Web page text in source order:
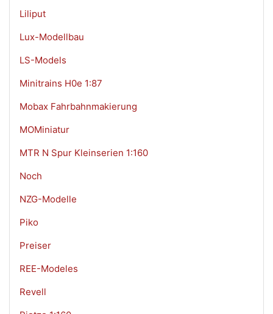
Liliput
Lux-Modellbau
LS-Models
Minitrains H0e 1:87
Mobax Fahrbahnmakierung
MOMiniatur
MTR N Spur Kleinserien 1:160
Noch
NZG-Modelle
Piko
Preiser
REE-Modeles
Revell